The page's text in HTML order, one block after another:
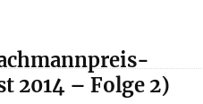
2014 – Folge 2)